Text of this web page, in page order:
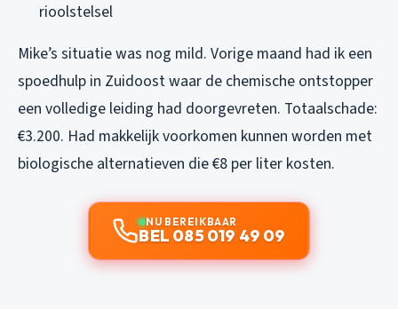
rioolstelsel
Mike’s situatie was nog mild. Vorige maand had ik een
spoedhulp in Zuidoost waar de chemische ontstopper
een volledige leiding had doorgevreten. Totaalschade:
€3.200. Had makkelijk voorkomen kunnen worden met
biologische alternatieven die €8 per liter kosten.
NU BEREIKBAAR
BEL 085 019 49 09